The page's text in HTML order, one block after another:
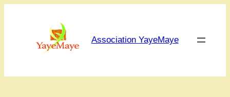
Association YayeMaye